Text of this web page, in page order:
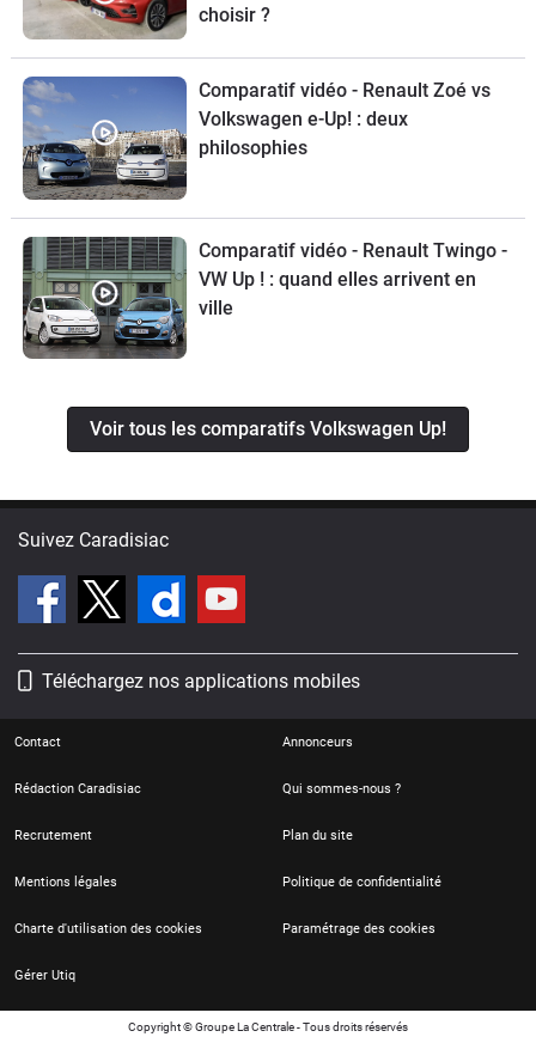
choisir ?
Comparatif vidéo - Renault Zoé vs
Volkswagen e-Up! : deux
philosophies
Comparatif vidéo - Renault Twingo -
VW Up ! : quand elles arrivent en
ville
Voir tous les comparatifs Volkswagen Up!
Suivez Caradisiac
Téléchargez nos applications mobiles
Contact Annonceurs
Rédaction Caradisiac Qui sommes-nous ?
Recrutement Plan du site
Mentions légales Politique de confidentialité
Charte d'utilisation des cookies Paramétrage des cookies
Gérer Utiq
Copyright © Groupe La Centrale - Tous droits réservés